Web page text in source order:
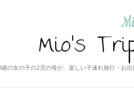
Mio's
歳の女の子の2児の母が、楽しい子連れ旅行・お